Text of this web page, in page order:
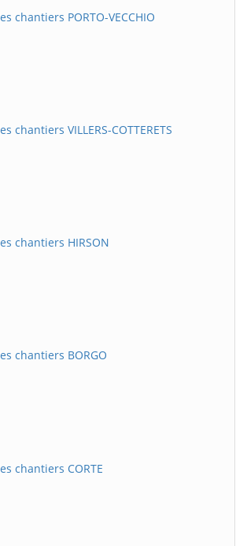
chantiers PORTO-VECCHIO
chantiers VILLERS-COTTERETS
chantiers HIRSON
chantiers BORGO
chantiers CORTE